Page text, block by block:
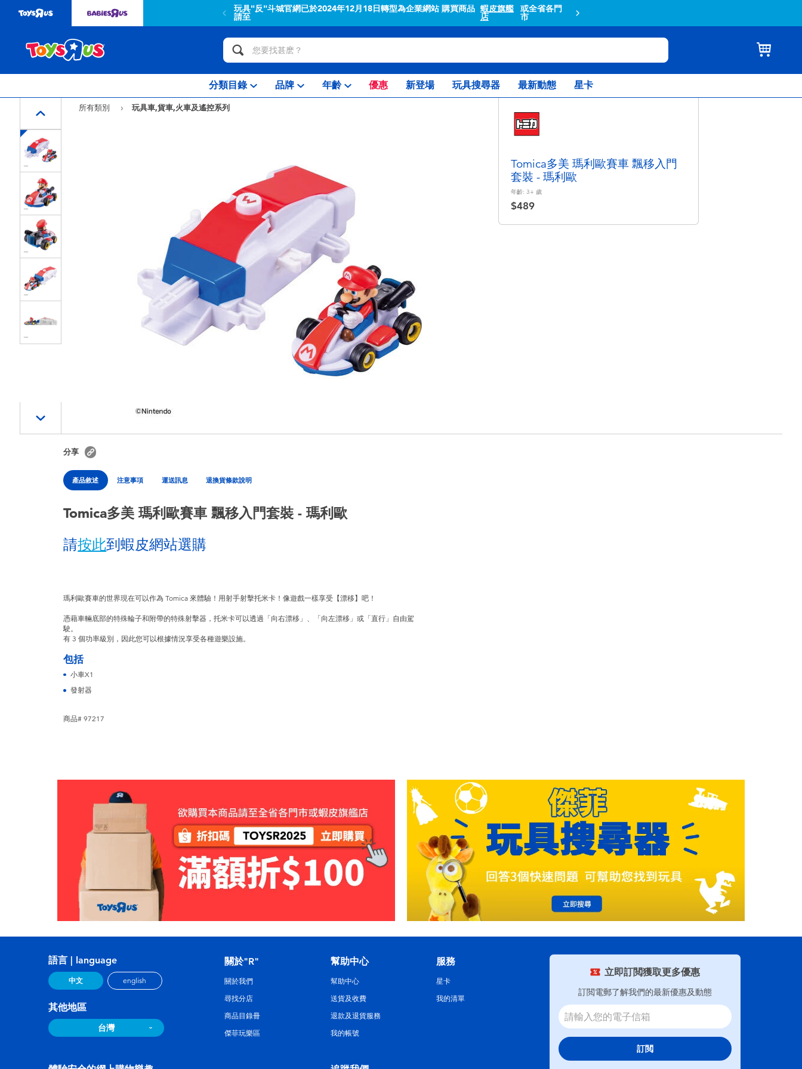
玩具"反"斗城官網已於2024年12月18日轉型為企業網站 購買商品
請至
蝦皮旗艦
店
或全省各門
市
分類目錄 品牌 年齡 優惠 新登場 玩具搜尋器 最新動態 星卡
所有類別 玩具車,貨車,火車及遙控系列
Tomica多美 瑪利歐賽車 飄移入門
套裝 - 瑪利歐
年齡: 3+ 歲
$489
分享
產品敘述 注意事項 運送訊息 退換貨條款說明
Tomica多美 瑪利歐賽車 飄移入門套裝 - 瑪利歐
請按此到蝦皮網站選購
瑪利歐賽車的世界現在可以作為 Tomica 來體驗！用射手射擊托米卡！像遊戲一樣享受【漂移】吧！
憑藉車輛底部的特殊輪子和附帶的特殊射擊器，托米卡可以透過「向右漂移」、「向左漂移」或「直行」自由駕
駛。
有 3 個功率級別，因此您可以根據情況享受各種遊樂設施。
包括
小車X1
發射器
商品# 97217
立即訂閲獲取更多優惠
訂閲電郵了解我們的最新優惠及動態
訂閲
語言 | language
中文 english
其他地區
台灣
關於"R"
關於我們
尋找分店
商品目錄冊
傑菲玩樂區
幫助中心
幫助中心
送貨及收費
退款及退貨服務
我的帳號
服務
星卡
我的清單